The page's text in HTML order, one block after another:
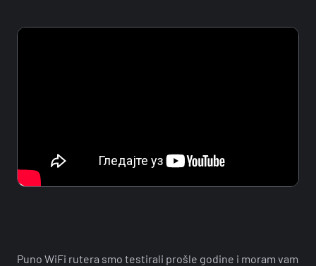
Puno WiFi rutera smo testirali prošle godine i moram vam